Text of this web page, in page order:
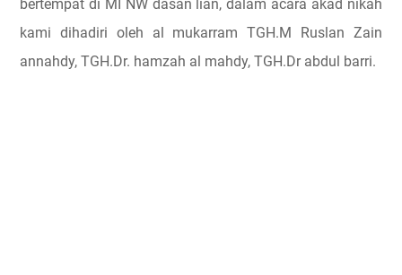
bertempat di MI NW dasan lian, dalam acara akad nikah
kami dihadiri oleh al mukarram TGH.M Ruslan Zain
annahdy, TGH.Dr. hamzah al mahdy, TGH.Dr abdul barri.